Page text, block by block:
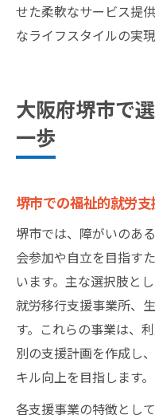
せた柔軟なサービス提
なライフスタイルの実
大阪府堺市で
一歩
堺市での福祉的就労
堺市では、障がいのあ
会参加や自立を目指す
います。主な選択肢と
就労移行支援事業所、
す。これらの事業は、
別の支援計画を作成し
キル向上を目指します。
各支援事業の特徴とし